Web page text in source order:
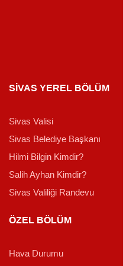
SİVAS YEREL BÖLÜM
Sivas Valisi
Sivas Belediye Başkanı
Hilmi Bilgin Kimdir?
Salih Ayhan Kimdir?
Sivas Valiliği Randevu
ÖZEL BÖLÜM
Hava Durumu